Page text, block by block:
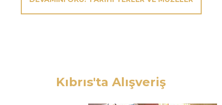
Kıbrıs'ta Alışveriş